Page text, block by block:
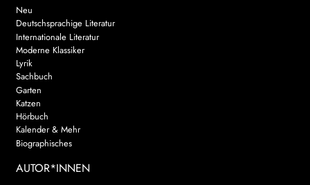
Neu
Deutschsprachige Literatur
Internationale Literatur
Moderne Klassiker
Lyrik
Sachbuch
Garten
Katzen
Hörbuch
Kalender & Mehr
Biographisches
AUTOR*INNEN